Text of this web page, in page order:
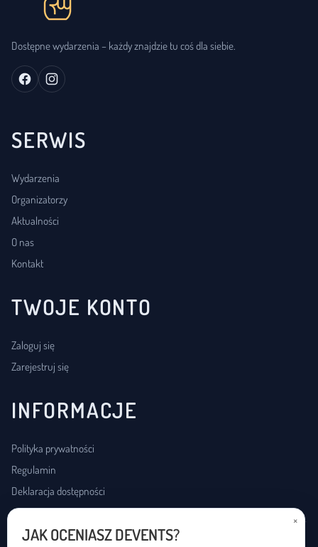
Dostępne wydarzenia – każdy znajdzie tu coś dla siebie.
SERWIS
Wydarzenia
Organizatorzy
Aktualności
O nas
Kontakt
TWOJE KONTO
Zaloguj się
Zarejestruj się
INFORMACJE
Polityka prywatności
Regulamin
Deklaracja dostępności
×
JAK OCENIASZ DEVENTS?